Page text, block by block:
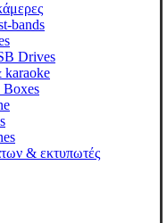
bands
Drives
Boxes
& εκτυπωτές